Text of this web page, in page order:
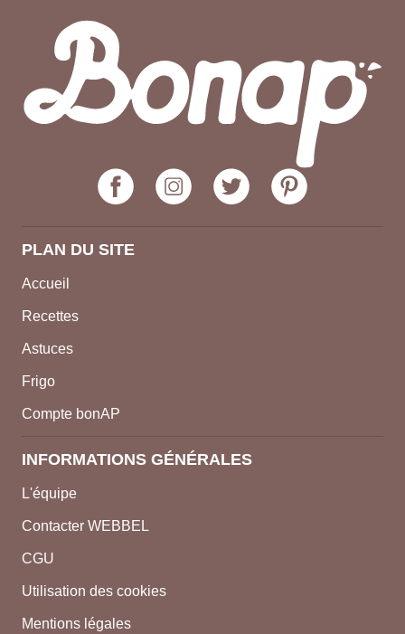
PLAN DU SITE
Accueil
Recettes
Astuces
Frigo
Compte bonAP
INFORMATIONS GÉNÉRALES
L'équipe
Contacter WEBBEL
CGU
Utilisation des cookies
Mentions légales